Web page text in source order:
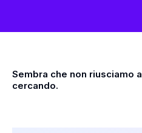
Sembra che non riusciamo
cercando.